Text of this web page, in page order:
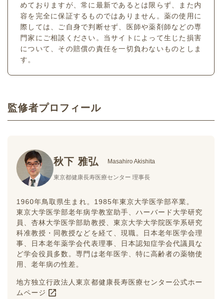
めておりますが、常に最新であるとは限らず、また内
容を完全に保証するものではありません。薬の使用に
際しては、ご自身で判断せず、医師や薬剤師などの専
門家にご相談ください。当サイトによって生じた損害
について、その賠償の責任を一切負わないものとしま
す。
監修者プロフィール
秋下 雅弘 Masahiro Akishita
東京都健康長寿医療センター 理事長
1960年鳥取県生まれ。1985年東京大学医学部卒業。
東京大学医学部老年病学教室助手、ハーバード大学研究
員、杏林大学医学部助教授、東京大学大学院医学系研究
科准教授・同教授などを経て、現職。日本老年医学会理
事、日本老年薬学会代表理事、日本認知症学会代議員な
ど学会役員多数。専門は老年医学、特に高齢者の薬物使
用、老年病の性差。
地方独立行政法人東京都健康長寿医療センター公式ホー
ムページ